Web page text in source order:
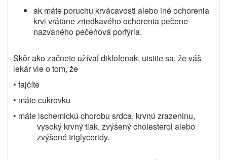
ak máte poruchu krvácavosti alebo iné ochorenia
krvi vrátane zriedkavého ochorenia pečene
nazvaného pečeňová porfýria.
Skôr ako začnete užívať diklofenak, uistite sa, že váš
lekár vie o tom, že
• fajčíte
• máte cukrovku
• máte ischemickú chorobu srdca, krvnú zrazeninu,
vysoký krvný tlak, zvýšený cholesterol alebo
zvýšené triglyceridy.